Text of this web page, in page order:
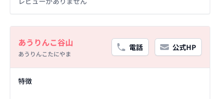
あうりんこ谷山
あうりんこたにやま
電話 公式HP
特徴